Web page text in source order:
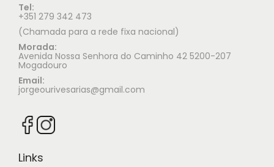
Tel:
+351 279 342 473
(Chamada para a rede fixa nacional)
Morada:
Avenida Nossa Senhora do Caminho 42 5200-207
Mogadouro
Email:
jorgeourivesarias@gmail.com
Links